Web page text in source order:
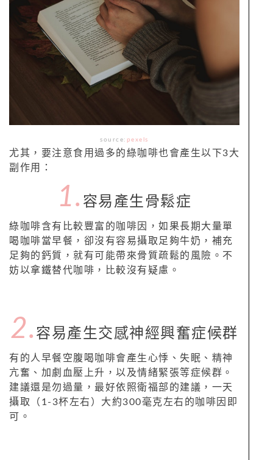
source: pexels
尤其，要注意食用過多的綠咖啡也會產生以下3大
副作用：
1. 容易產生骨鬆症
綠咖啡含有比較豐富的咖啡因，如果長期大量單
喝咖啡當早餐，卻沒有容易攝取足夠牛奶，補充
足夠的鈣質，就有可能帶來骨質疏鬆的風險。不
妨以拿鐵替代咖啡，比較沒有疑慮。
2. 容易產生交感神經興奮症候群
有的人早餐空腹喝咖啡會產生心悸、失眠、精神
亢奮、加劇血壓上升，以及情緒緊張等症候群。
建議還是勿過量，最好依照衛福部的建議，一天
攝取（1-3杯左右）大約300毫克左右的咖啡因即
可。